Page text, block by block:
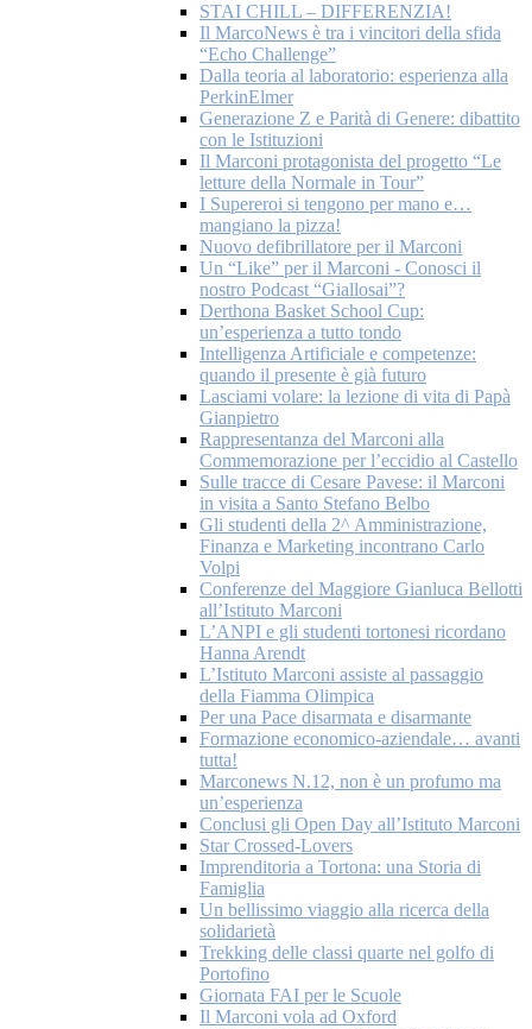
STAI CHILL – DIFFERENZIA!
Il MarcoNews è tra i vincitori della sfida
“Echo Challenge”
Dalla teoria al laboratorio: esperienza alla
PerkinElmer
Generazione Z e Parità di Genere: dibattito
con le Istituzioni
Il Marconi protagonista del progetto “Le
letture della Normale in Tour”
I Supereroi si tengono per mano e…
mangiano la pizza!
Nuovo defibrillatore per il Marconi
Un “Like” per il Marconi - Conosci il
nostro Podcast “Giallosai”?
Derthona Basket School Cup:
un’esperienza a tutto tondo
Intelligenza Artificiale e competenze:
quando il presente è già futuro
Lasciami volare: la lezione di vita di Papà
Gianpietro
Rappresentanza del Marconi alla
Commemorazione per l’eccidio al Castello
Sulle tracce di Cesare Pavese: il Marconi
in visita a Santo Stefano Belbo
Gli studenti della 2^ Amministrazione,
Finanza e Marketing incontrano Carlo
Volpi
Conferenze del Maggiore Gianluca Bellotti
all’Istituto Marconi
L’ANPI e gli studenti tortonesi ricordano
Hanna Arendt
L’Istituto Marconi assiste al passaggio
della Fiamma Olimpica
Per una Pace disarmata e disarmante
Formazione economico-aziendale… avanti
tutta!
Marconews N.12, non è un profumo ma
un’esperienza
Conclusi gli Open Day all’Istituto Marconi
Star Crossed-Lovers
Imprenditoria a Tortona: una Storia di
Famiglia
Un bellissimo viaggio alla ricerca della
solidarietà
Trekking delle classi quarte nel golfo di
Portofino
Giornata FAI per le Scuole
Il Marconi vola ad Oxford